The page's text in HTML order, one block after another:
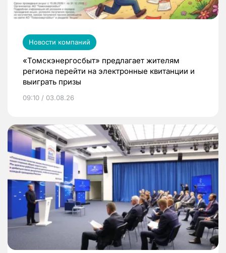
Новости компаний
«Томскэнергосбыт» предлагает жителям
региона перейти на электронные квитанции и
выиграть призы
09:10 / 03.08.26